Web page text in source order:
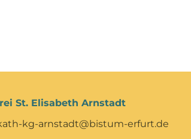
St. Elisabeth Arnstadt
kg-arnstadt@bistum-erfurt.de